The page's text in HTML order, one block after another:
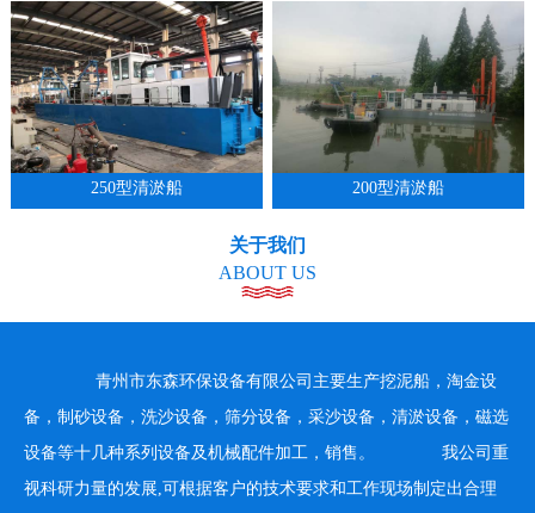
1 2 3 4
250型清淤船 200型清淤船
关于我们
ABOUT US
青州市东森环保设备有限公司主要生产挖泥船，淘金设
备，制砂设备，洗沙设备，筛分设备，采沙设备，清淤设备，磁选
设备等十几种系列设备及机械配件加工，销售。 我公司重
视科研力量的发展,可根据客户的技术要求和工作现场制定出合理